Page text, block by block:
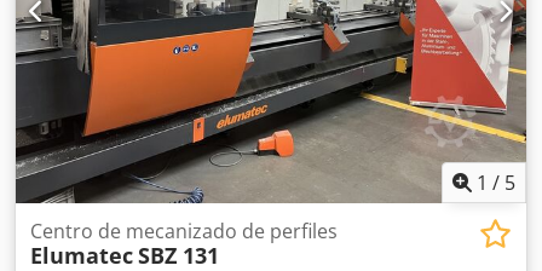
de fresado, taladrado, roscado y corte en perfiles de
aluminio. Reconocido por su fiabilidad y precisión, esta
máquina es apta para la producción de ventanas, puertas,
fachadas y la fabricación general de aluminio.
1 / 5
Centro de mecanizado de perfiles
ElumatecSBZ 131